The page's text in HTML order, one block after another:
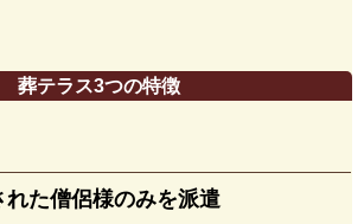
葬テラス3つの特徴
た僧侶様のみを派遣